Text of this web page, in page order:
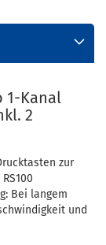
1-Kanal
2
zur
Bei langem
und